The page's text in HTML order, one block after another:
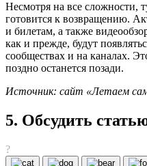
Несмотря на все сложности,
готовится к возвращению.
и билетам, а также
как и прежде, будут
сообществах и на каналах.
поздно останется позади.
Источник: сайт «Летаем
5. Обсудить
?